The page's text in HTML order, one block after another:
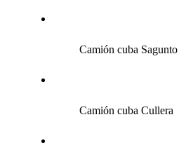
Camión cuba Sagunto
Camión cuba Cullera